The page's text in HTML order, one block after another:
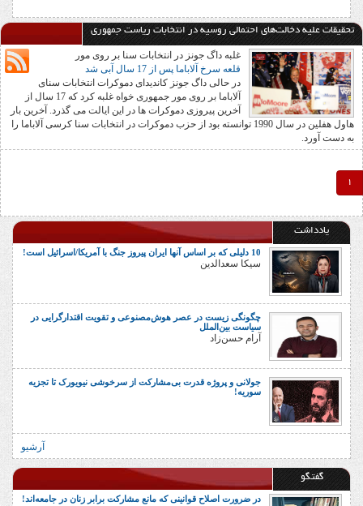
تحقیقات علیه دخالت‌های احتمالی روسیه در انتخابات ریاست جمهوری
غلبه داگ جونز در انتخابات سنا بر روی مور
قلعه سرخ آلاباما پس از 17 سال آبی شد
در حالی داگ جونز کاندیدای دموکرات انتخابات سنای
آلاباما بر روی مور جمهوری خواه غلبه کرد که 17 سال از
آخرین پیروزی دموکرات ها در این ایالت می گذرد. آخرین بار
هاول هفلین در سال 1990 توانسته بود از حزب دموکرات در انتخابات سنا کرسی آلاباما را
به دست آورد.
1
یادداشت
10 دلیلی که بر اساس آنها ایران پیروز جنگ با آمریکا/اسرائیل است!
سیکا سعدالدین
چگونگی زیست در عصر هوش‌مصنوعی و تقویت اقتدارگرایی در
سیاست بین‌الملل
آرام حسن‌زاد
جولانی و پروژه قدرت بی‌مشارکت از سرخوشی نیویورک تا تجزیه
سوریه!
آرشیو
گفتگو
در ضرورت اصلاح قوانینی که مانع مشارکت برابر زنان در جامعه‌اند!